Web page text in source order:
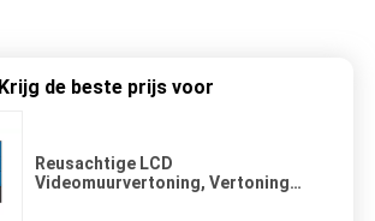
Krijg de beste prijs voor
Reusachtige LCD
Videomuurvertoning, Vertoning